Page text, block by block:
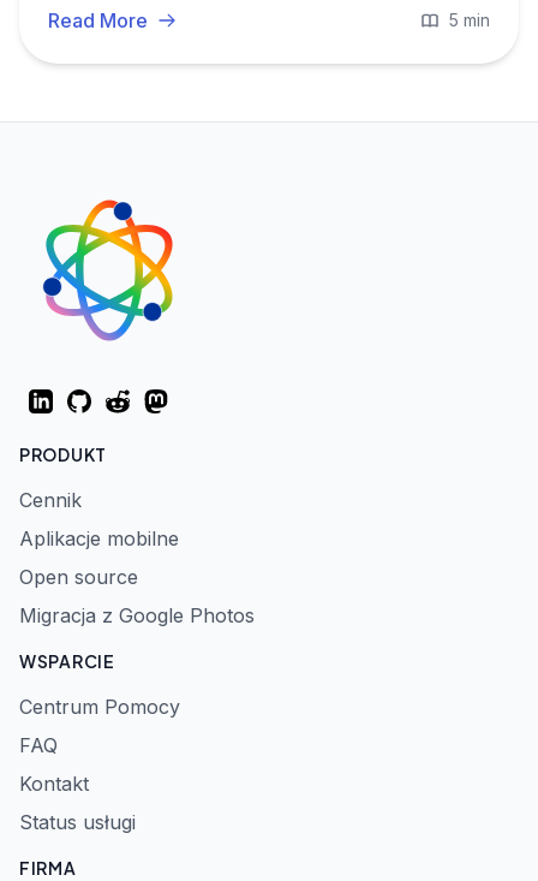
Read More 5 min
LinkedInGitHubRedditMastodon
PRODUKT
Cennik
Aplikacje mobilne
Open source
Migracja z Google Photos
WSPARCIE
Centrum Pomocy
FAQ
Kontakt
Status usługi
FIRMA